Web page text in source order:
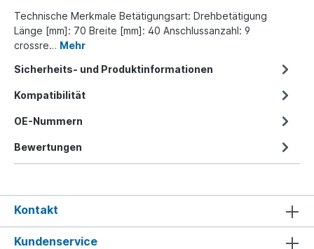
Technische Merkmale Betätigungsart: Drehbetätigung
Länge [mm]: 70 Breite [mm]: 40 Anschlussanzahl: 9
crossre… Mehr
Sicherheits- und Produktinformationen
Kompatibilität
OE-Nummern
Bewertungen
Kontakt
Kundenservice